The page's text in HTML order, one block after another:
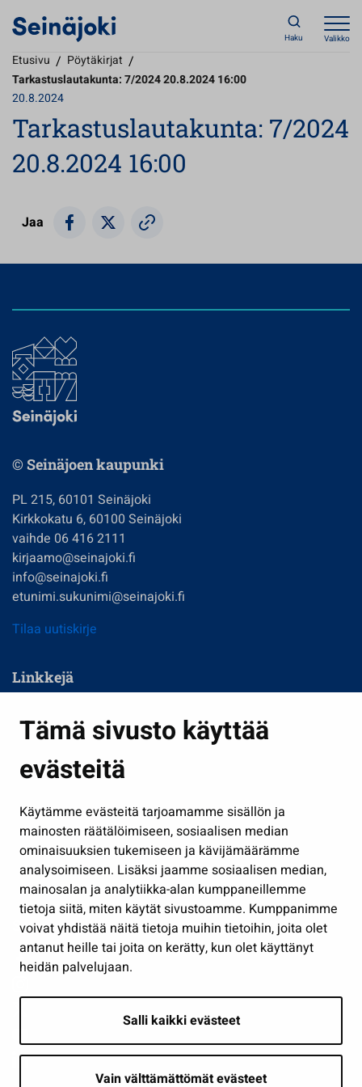
Tämä sivusto käyttää
evästeitä
Käytämme evästeitä tarjoamamme sisällön ja
mainosten räätälöimiseen, sosiaalisen median
ominaisuuksien tukemiseen ja kävijämäärämme
analysoimiseen. Lisäksi jaamme sosiaalisen median,
mainosalan ja analytiikka-alan kumppaneillemme
tietoja siitä, miten käytät sivustoamme. Kumppanimme
voivat yhdistää näitä tietoja muihin tietoihin, joita olet
antanut heille tai joita on kerätty, kun olet käyttänyt
heidän palvelujaan.
Salli kaikki evästeet
Vain välttämättömät evästeet
Haku Valikko
Etusivu / Pöytäkirjat /
Tarkastuslautakunta: 7/2024 20.8.2024 16:00
20.8.2024
Tarkastuslautakunta: 7/2024
20.8.2024 16:00
Jaa
© Seinäjoen kaupunki
PL 215, 60101 Seinäjoki
Kirkkokatu 6, 60100 Seinäjoki
vaihde 06 416 2111
kirjaamo@seinajoki.fi
info@seinajoki.fi
etunimi.sukunimi@seinajoki.fi
Tilaa uutiskirje
Linkkejä
Kasvatus ja opetus
Kulttuuri ja liikunta
Työ ja yrittäminen
Osallistu ja asioi
Näytä omat evästeasetukseni
Seuraa meitä